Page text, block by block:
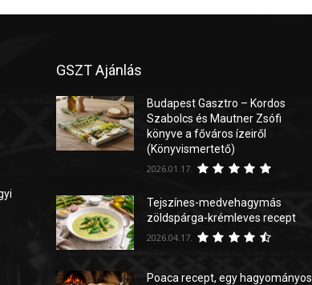
GSZT Ajánlás
Budapest Gasztro – Kordos
Szabolcs és Mautner Zsófi
könyve a főváros ízeiről
(Könyvismertető)
2026.01.17.
Tejszínes-medvehagymás
zöldspárga-krémleves recept
2026.04.17.
Poaca recept, egy hagyományos